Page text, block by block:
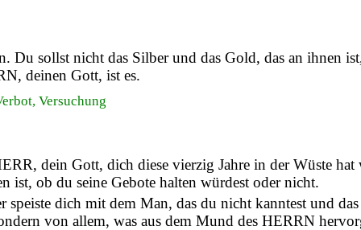
sollst nicht das Silber und das Gold, das an ihnen
deinen Gott, ist es.
Versuchung
dein Gott, dich diese vierzig Jahre in der Wüste
ist, ob du seine Gebote halten würdest oder nicht.
dich mit dem Man, das du nicht kanntest und
von allem, was aus dem Mund des HERRN